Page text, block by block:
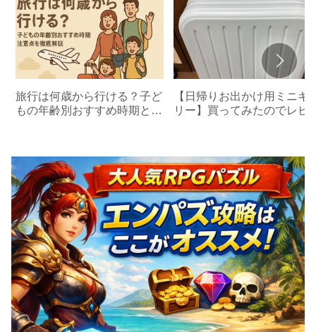
旅行は何歳から行ける？子ど
もの年齢別おすすめ時期と注
【日帰りお出かけ用ミニキ
リー】買ってみたのでレビ